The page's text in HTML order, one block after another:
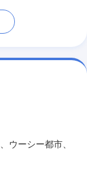
ウーシー都市、